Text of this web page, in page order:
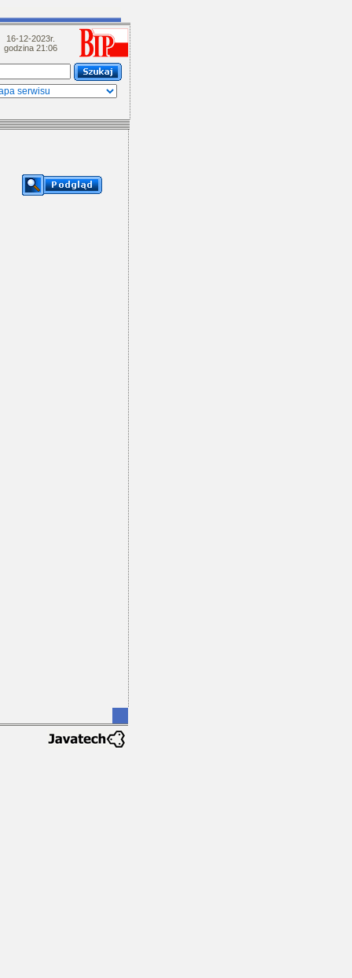
16-12-2023r.
godzina 21:06